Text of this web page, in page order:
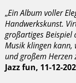
„Ein Album voller
Handwerkskunst.
großartiges Beispiel
Musik klingen
und großem Herzen
Jazz fun, 11-12-